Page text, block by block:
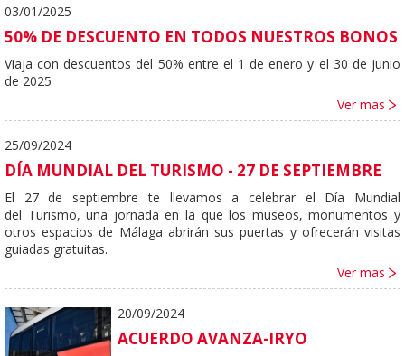
03/01/2025
50% DE DESCUENTO EN TODOS NUESTROS BONOS
Viaja con descuentos del 50% entre el 1 de enero y el 30 de junio
de 2025
Ver mas
25/09/2024
DÍA MUNDIAL DEL TURISMO - 27 DE SEPTIEMBRE
El 27 de septiembre te llevamos a celebrar el Día Mundial
del Turismo,una jornada en la que los museos, monumentos y
otros espacios de Málaga abrirán sus puertas y ofrecerán visitas
guiadas gratuitas.
Ver mas
20/09/2024
ACUERDO AVANZA-IRYO